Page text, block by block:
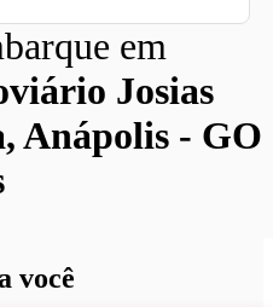
em
Josias
Anápolis - GO
você